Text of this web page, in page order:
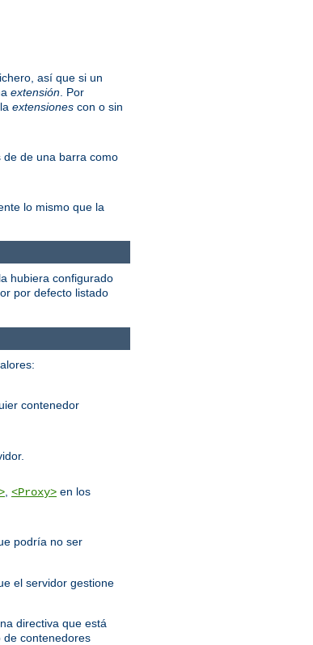
así que si un
extensión . Por
extensiones con o sin
de una barra como
lo mismo que la
hubiera configurado
por defecto listado
contenedor
<Proxy> en los
podría no ser
el servidor gestione
directiva que está
de contenedores